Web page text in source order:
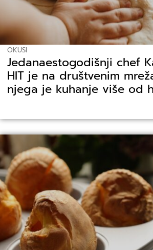
OKUSI
Jedanaestogodišnji chef
HIT je na društvenim
njega je kuhanje više od